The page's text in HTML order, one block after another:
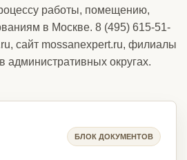
работы, помещению,
в Москве. 8 (495) 615-51-
сайт mossanexpert.ru, филиалы
административных округах.
БЛОК ДОКУМЕНТОВ